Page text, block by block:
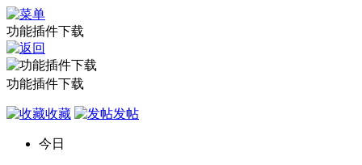
功能插件下载
功能插件下载
收藏 发帖
今日